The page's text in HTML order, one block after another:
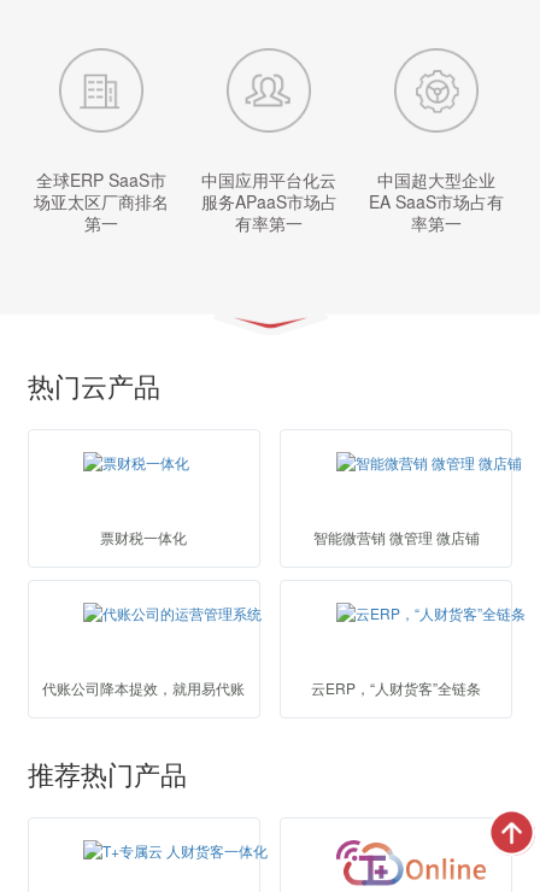
全球ERP SaaS市
场亚太区厂商排名
第一
中国应用平台化云
服务APaaS市场占
有率第一
中国超大型企业
EA SaaS市场占有
率第一
热门云产品
票财税一体化 智能微营销 微管理 微店铺
代账公司降本提效，就用易代账 云ERP，“人财货客”全链条
推荐热门产品